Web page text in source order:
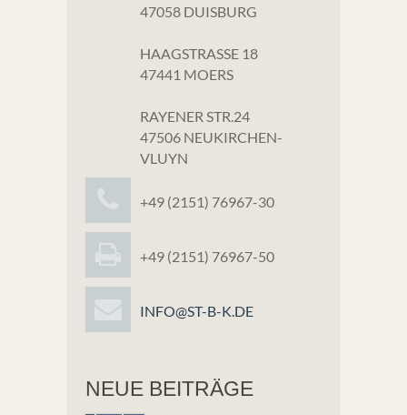
47058 DUISBURG
HAAGSTRASSE 18
47441 MOERS
RAYENER STR.24
47506 NEUKIRCHEN-
VLUYN
+49 (2151) 76967-30
+49 (2151) 76967-50
INFO@ST-B-K.DE
NEUE BEITRÄGE